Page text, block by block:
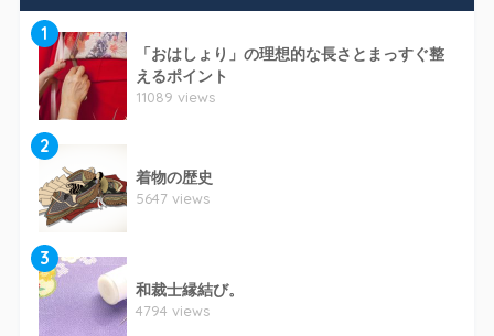
1
「おはしょり」の理想的な長さとまっすぐ整
えるポイント
11089 views
2
着物の歴史
5647 views
3
和裁士縁結び。
4794 views